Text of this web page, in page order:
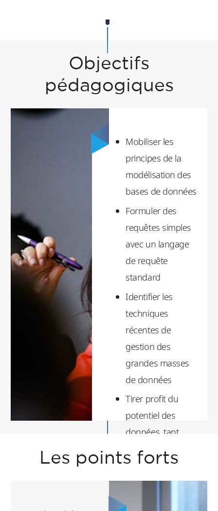
Objectifs
pédagogiques
Mobiliser les
principes de la
modélisation des
bases de données
Formuler des
requêtes simples
avec un langage
de requête
standard
Identifier les
techniques
récentes de
gestion des
grandes masses
de données
Tirer profit du
potentiel des
données, tant
internes
qu’externes à
l’organisation,
Les points forts